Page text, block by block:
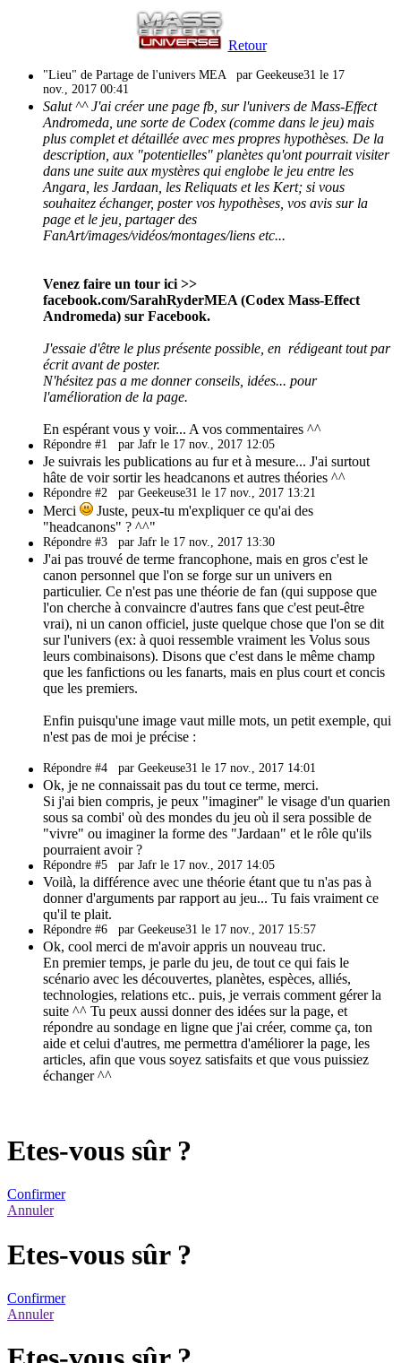
Retour
"Lieu" de Partage de l'univers MEA par Geekeuse31 le 17
nov., 2017 00:41
Salut ^^ J'ai créer une page fb, sur l'univers de Mass-Effect
Andromeda, une sorte de Codex (comme dans le jeu) mais
plus complet et détaillée avec mes propres hypothèses. De la
description, aux "potentielles" planètes qu'ont pourrait visiter
dans une suite aux mystères qui englobe le jeu entre les
Angara, les Jardaan, les Reliquats et les Kert; si vous
souhaitez échanger, poster vos hypothèses, vos avis sur la
page et le jeu, partager des
FanArt/images/vidéos/montages/liens etc...
Venez faire un tour ici >>
facebook.com/SarahRyderMEA (Codex Mass-Effect
Andromeda) sur Facebook.
J'essaie d'être le plus présente possible, en rédigeant tout par
écrit avant de poster.
N'hésitez pas a me donner conseils, idées... pour
l'amélioration de la page.
En espérant vous y voir... A vos commentaires ^^
Répondre #1 par Jafr le 17 nov., 2017 12:05
Je suivrais les publications au fur et à mesure... J'ai surtout
hâte de voir sortir les headcanons et autres théories ^^
Répondre #2 par Geekeuse31 le 17 nov., 2017 13:21
Merci
Juste, peux-tu m'expliquer ce qu'ai des
"headcanons" ? ^^"
Répondre #3 par Jafr le 17 nov., 2017 13:30
J'ai pas trouvé de terme francophone, mais en gros c'est le
canon personnel que l'on se forge sur un univers en
particulier. Ce n'est pas une théorie de fan (qui suppose que
l'on cherche à convaincre d'autres fans que c'est peut-être
vrai), ni un canon officiel, juste quelque chose que l'on se dit
sur l'univers (ex: à quoi ressemble vraiment les Volus sous
leurs combinaisons). Disons que c'est dans le même champ
que les fanfictions ou les fanarts, mais en plus court et concis
que les premiers.
Enfin puisqu'une image vaut mille mots, un petit exemple, qui
n'est pas de moi je précise :
Répondre #4 par Geekeuse31 le 17 nov., 2017 14:01
Ok, je ne connaissait pas du tout ce terme, merci.
Si j'ai bien compris, je peux "imaginer" le visage d'un quarien
sous sa combi' où des mondes du jeu où il sera possible de
"vivre" ou imaginer la forme des "Jardaan" et le rôle qu'ils
pourraient avoir ?
Répondre #5 par Jafr le 17 nov., 2017 14:05
Voilà, la différence avec une théorie étant que tu n'as pas à
donner d'arguments par rapport au jeu... Tu fais vraiment ce
qu'il te plait.
Répondre #6 par Geekeuse31 le 17 nov., 2017 15:57
Ok, cool merci de m'avoir appris un nouveau truc.
En premier temps, je parle du jeu, de tout ce qui fais le
scénario avec les découvertes, planètes, espèces, alliés,
technologies, relations etc.. puis, je verrais comment gérer la
suite ^^ Tu peux aussi donner des idées sur la page, et
répondre au sondage en ligne que j'ai créer, comme ça, ton
aide et celui d'autres, me permettra d'améliorer la page, les
articles, afin que vous soyez satisfaits et que vous puissiez
échanger ^^
Etes-vous sûr ?
Confirmer
Annuler
Etes-vous sûr ?
Confirmer
Annuler